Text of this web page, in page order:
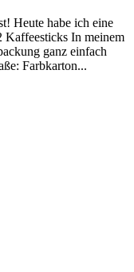
Heute habe ich eine
In meinem
ganz einfach
Farbkarton...